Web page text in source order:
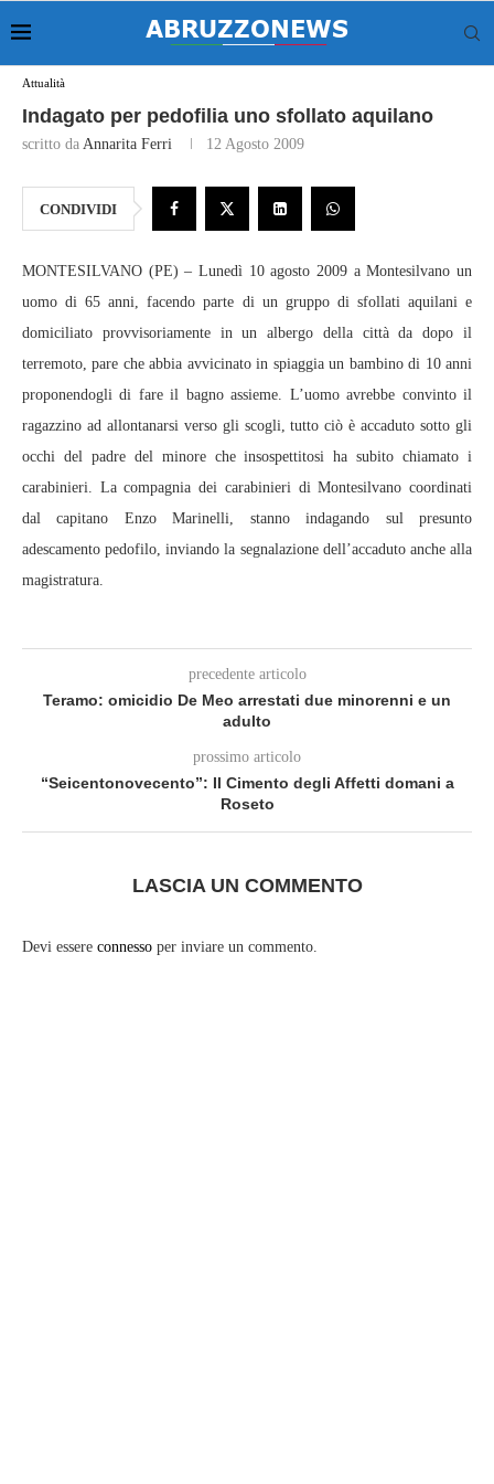
Attualità
Indagato per pedofilia uno sfollato aquilano
scritto da Annarita Ferri 12 Agosto 2009
CONDIVIDI
MONTESILVANO (PE) – Lunedì 10 agosto 2009 a Montesilvano un
uomo di 65 anni, facendo parte di un gruppo di sfollati aquilani e
domiciliato provvisoriamente in un albergo della città da dopo il
terremoto, pare che abbia avvicinato in spiaggia un bambino di 10 anni
proponendogli di fare il bagno assieme. L’uomo avrebbe convinto il
ragazzino ad allontanarsi verso gli scogli, tutto ciò è accaduto sotto gli
occhi del padre del minore che insospettitosi ha subito chiamato i
carabinieri. La compagnia dei carabinieri di Montesilvano coordinati
dal capitano Enzo Marinelli, stanno indagando sul presunto
adescamento pedofilo, inviando la segnalazione dell’accaduto anche alla
magistratura.
precedente articolo
Teramo: omicidio De Meo arrestati due minorenni e un
adulto
prossimo articolo
“Seicentonovecento”: Il Cimento degli Affetti domani a
Roseto
LASCIA UN COMMENTO
Devi essere connesso per inviare un commento.